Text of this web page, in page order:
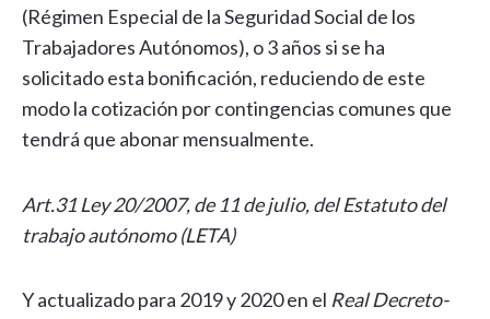
(Régimen Especial de la Seguridad Social de los
Trabajadores Autónomos), o 3 años si se ha
solicitado esta bonificación, reduciendo de este
modo la cotización por contingencias comunes que
tendrá que abonar mensualmente.
Art.31 Ley 20/2007, de 11 de julio, del Estatuto del
trabajo autónomo (LETA)
Y actualizado para 2019 y 2020 en el Real Decreto-